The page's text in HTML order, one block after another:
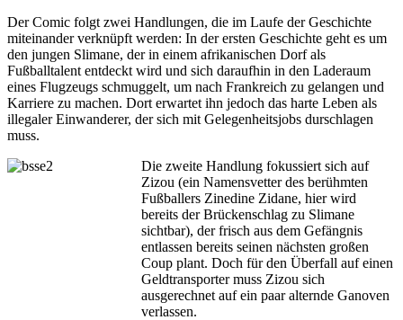
Der Comic folgt zwei Handlungen, die im Laufe der Geschichte
miteinander verknüpft werden: In der ersten Geschichte geht es um
den jungen Slimane, der in einem afrikanischen Dorf als
Fußballtalent entdeckt wird und sich daraufhin in den Laderaum
eines Flugzeugs schmuggelt, um nach Frankreich zu gelangen und
Karriere zu machen. Dort erwartet ihn jedoch das harte Leben als
illegaler Einwanderer, der sich mit Gelegenheitsjobs durschlagen
muss.
Die zweite Handlung fokussiert sich auf
Zizou (ein Namensvetter des berühmten
Fußballers Zinedine Zidane, hier wird
bereits der Brückenschlag zu Slimane
sichtbar), der frisch aus dem Gefängnis
entlassen bereits seinen nächsten großen
Coup plant. Doch für den Überfall auf einen
Geldtransporter muss Zizou sich
ausgerechnet auf ein paar alternde Ganoven
verlassen.